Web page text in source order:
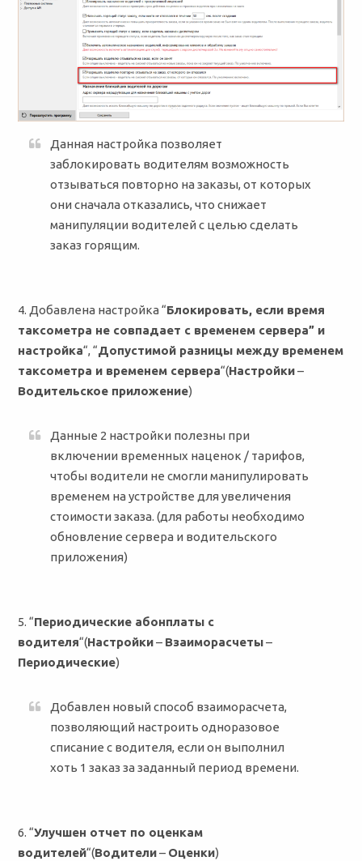
Данная настройка позволяет
заблокировать водителям возможность
отзываться повторно на заказы, от которых
они сначала отказались, что снижает
манипуляции водителей с целью сделать
заказ горящим.
4. Добавлена настройка “Блокировать, если время
таксометра не совпадает с временем сервера” и
настройка“, “Допустимой разницы между временем
таксометра и временем сервера“(Настройки–
Водительское приложение)
Данные 2 настройки полезны при
включении временных наценок / тарифов,
чтобы водители не смогли манипулировать
временем на устройстве для увеличения
стоимости заказа. (для работы необходимо
обновление сервера и водительского
приложения)
5. “Периодические абонплаты с
водителя“(Настройки– Взаиморасчеты–
Периодические)
Добавлен новый способ взаиморасчета,
позволяющий настроить одноразовое
списание с водителя, если он выполнил
хоть 1 заказ за заданный период времени.
6. “Улучшен отчет по оценкам
водителей“(Водители– Оценки)